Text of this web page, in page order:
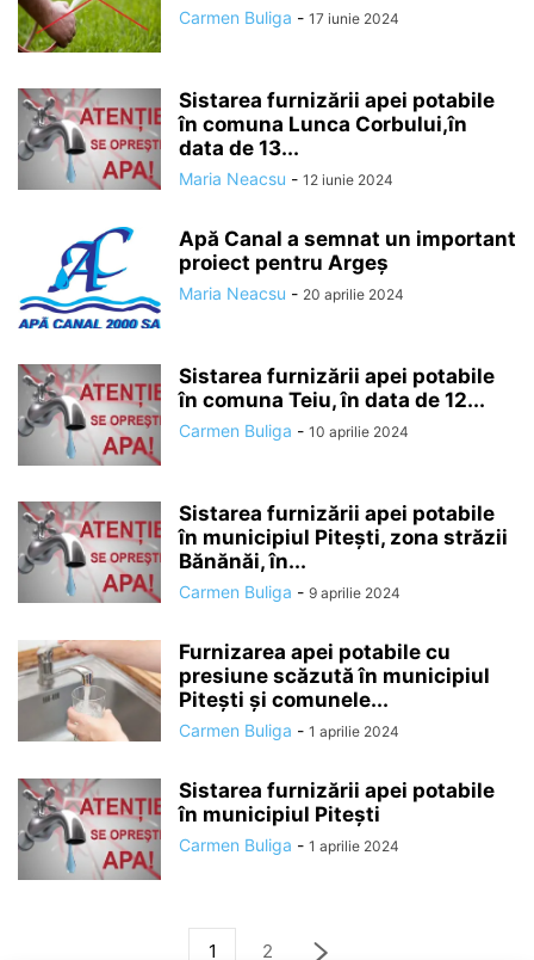
Carmen Buliga - 17 iunie 2024
Sistarea furnizării apei potabile
în comuna Lunca Corbului,în
data de 13...
Maria Neacsu - 12 iunie 2024
Apă Canal a semnat un important
proiect pentru Argeș
Maria Neacsu - 20 aprilie 2024
Sistarea furnizării apei potabile
în comuna Teiu, în data de 12...
Carmen Buliga - 10 aprilie 2024
Sistarea furnizării apei potabile
în municipiul Piteşti, zona străzii
Bănănăi, în...
Carmen Buliga - 9 aprilie 2024
Furnizarea apei potabile cu
presiune scăzută în municipiul
Piteşti și comunele...
Carmen Buliga - 1 aprilie 2024
Sistarea furnizării apei potabile
în municipiul Piteşti
Carmen Buliga - 1 aprilie 2024
1 2